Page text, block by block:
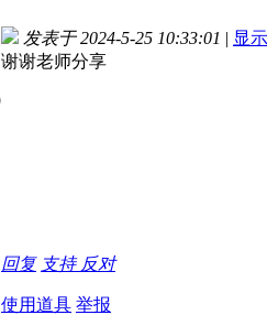
发表于 2024-5-25 10:33:01 | 显
谢谢老师分享
回复 支持 反对
使用道具 举报